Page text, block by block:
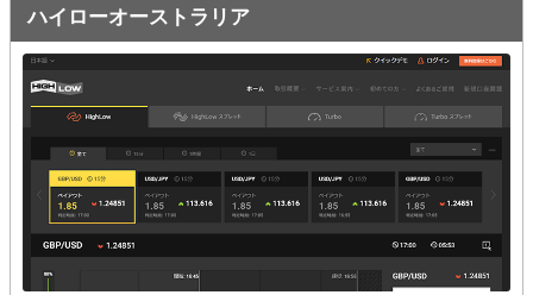
基本ルール・取引のしかた
トレンドを見極める
トレンド順張りで勝つ方法
逆張りと相場変動のしくみ
シグナルはダマシに注意
負けそうなときは損切り
ハイローオーストラリア